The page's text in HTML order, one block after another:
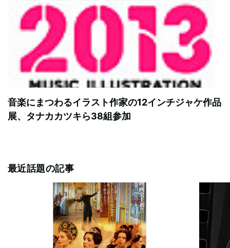
音楽にまつわるイラスト作家の12インチジャケ作品
展、タナカカツキら38組参加
最近話題の記事